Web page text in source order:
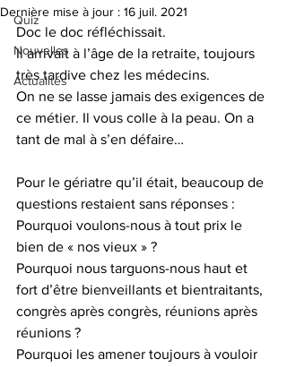
Quiz
Nouvelles
Actualités
Dernière mise à jour : 16 juil. 2021
Doc le doc réfléchissait.
Il arrivait à l’âge de la retraite, toujours
très tardive chez les médecins.
On ne se lasse jamais des exigences de
ce métier. Il vous colle à la peau. On a
tant de mal à s’en défaire…
Pour le gériatre qu’il était, beaucoup de
questions restaient sans réponses :
Pourquoi voulons-nous à tout prix le
bien de « nos vieux » ?
Pourquoi nous targuons-nous haut et
fort d’être bienveillants et bientraitants,
congrès après congrès, réunions après
réunions ?
Pourquoi les amener toujours à vouloir